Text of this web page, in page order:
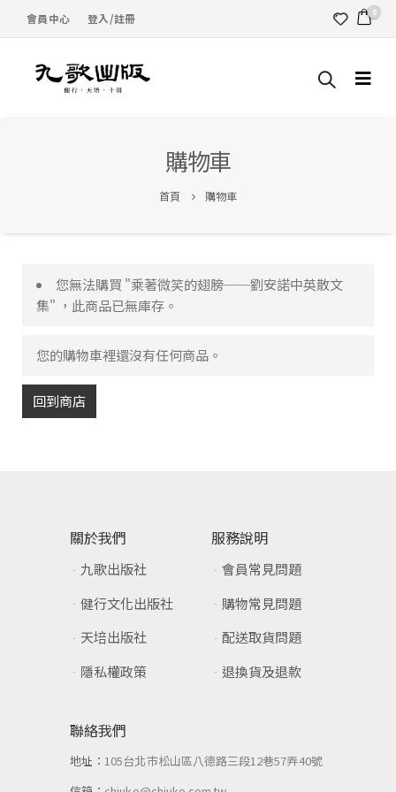
會員中心 登入/註冊 0
購物車
首頁 購物車
您無法購買 "乘著微笑的翅膀──劉安諾中英散文
集" ，此商品已無庫存。
您的購物車裡還沒有任何商品。
回到商店
關於我們
九歌出版社
健行文化出版社
天培出版社
隱私權政策
服務說明
會員常見問題
購物常見問題
配送取貨問題
退換貨及退款
聯絡我們
地址：105台北市松山區八德路三段12巷57弄40號